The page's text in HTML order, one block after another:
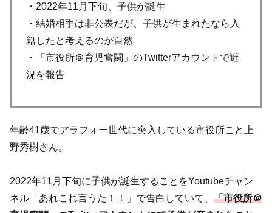
・2022年11月下旬、子供が誕生
・結婚相手は非公表だが、子供が生まれたなら入
籍したと考えるのが自然
・「市役所＠育児奮闘」のTwitterアカウントで近
況を報告
年齢41歳でアラフォー世代に突入している市役所こと上
野秀樹さん。
2022年11月下旬に子供が誕生することをYoutubeチャン
ネル「あれこれ言うた！！」で告白していて、 「市役所＠